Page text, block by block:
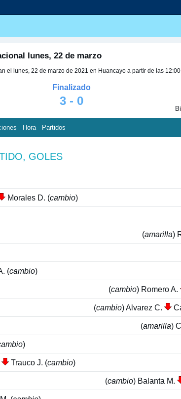
lunes, 22 de marzo
el lunes, 22 de marzo de 2021 en Huancayo a partir de las
Finalizado
3 - 0
Hora Partidos
GOLES
Morales D. (cambio)
(amarilla)
(cambio)
(cambio) Romero A.
(cambio) Alvarez C.
(amarilla)
)
Trauco J. (cambio)
(cambio) Balanta M.